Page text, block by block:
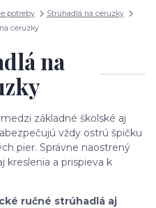
potreby
Strúhadlá na ceruzky
ceruzky
na
základné školské aj
vždy ostrú špičku
pier. Správne naostrený
kreslenia a prispieva k
ručné strúhadlá aj